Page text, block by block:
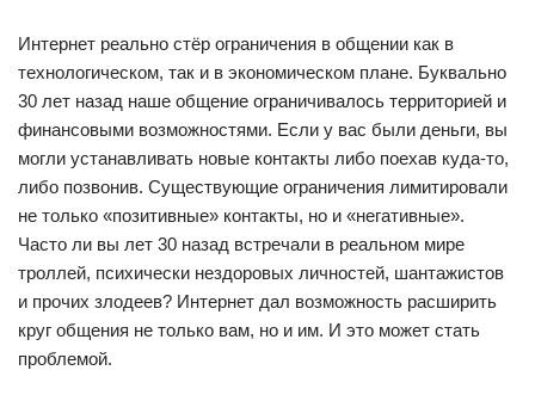
Интернет реально стёр ограничения в общении как в
технологическом, так и в экономическом плане. Буквально
30 лет назад наше общение ограничивалось территорией и
финансовыми возможностями. Если у вас были деньги, вы
могли устанавливать новые контакты либо поехав куда-то,
либо позвонив. Существующие ограничения лимитировали
не только «позитивные» контакты, но и «негативные».
Часто ли вы лет 30 назад встречали в реальном мире
троллей, психически нездоровых личностей, шантажистов
и прочих злодеев? Интернет дал возможность расширить
круг общения не только вам, но и им. И это может стать
проблемой.